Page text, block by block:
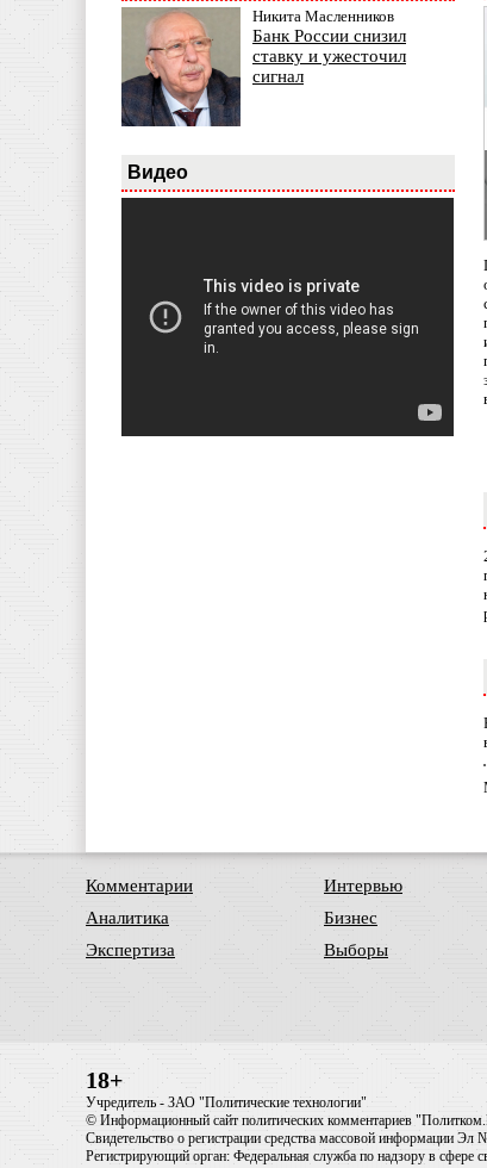
Никита Масленников
Банк России снизил
ставку и ужесточил
сигнал
Видео
Комментарии
Аналитика
Экспертиза
Интервью
Бизнес
Выборы
18+
Учредитель - ЗАО "Политические технологии"
© Информационный сайт политических комментариев
Свидетельство о регистрации средства массовой информации
Регистрирующий орган: Федеральная служба по надзору в